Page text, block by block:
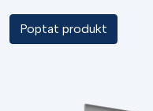
Poptat produkt